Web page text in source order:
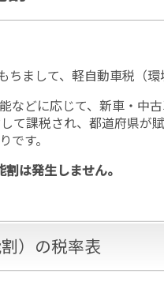
まして、軽自動車税（環
などに応じて、新車・中
て課税され、都道府県が
です。
は発生しません。
）の税率表